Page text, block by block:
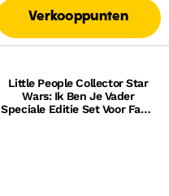
Verkooppunten
Little People Collector Star
Wars: Ik Ben Je Vader
Speciale Editie Set Voor Fans,